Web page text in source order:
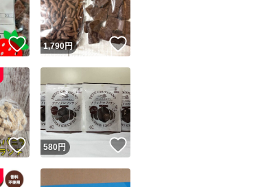
ユーザーの実績について
た一定の基準を満たしたユーザーにバッジを付与しています
Yahoo!フリマの基準をクリアした安心・安全なユーザーです
この商品の情報をコピーします
無断転載は禁止
されています
品につき1回
いいね！
1,790円 いいね！
いいね！
580円 いいね！